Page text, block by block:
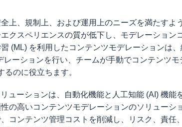
上、規制上、および運用上のニーズを満たすよ
クスペリエンスの質が低下し、モデレーション
(ML) を利用したコンテンツモデレーションは
ーションを行い、チームが手動でコンテンツモ
のに役立ちます。
ューションは、自動化機能と人工知能 (AI) 機能
の高いコンテンツモデレーションのソリューシ
コンテンツ管理コストを削減し、リスク、責任